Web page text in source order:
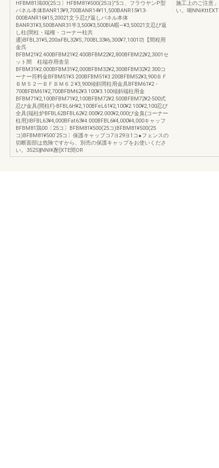
HFBM81鴻00(25コ〕HFBM81¥500(25ヨ)″5コ、フラウヤンP型
パネル本体BANR13¥9,700BANR14¥11,500BANR15¥13‐
000BANR16¥15,20021文ラ忍び返しパネル本体
BANR31¥3,500BANR31半3,500¥3,500BIA暇―¥3,50021文忍び返
し柱(間柱・端権・コーナー柱共
通)BFBL31¥5,200aFBL32¥S,700BL33¥6,300¥7,1001功【間程用
金呉
BFBM21¥2.400BFBM21¥2.400BFBM22¥2,800BFBM22¥2,3001セ
ット間 柱端存用舎呈
BFBM31¥2.000BFBM31¥2,000BFBM32¥2,300BFBM32¥2.300コ
ーナー符料金BFBM51¥3.200BFBM51¥3.200BFBM52¥3,900ＢＦ
ＢＭ５２一ＢＦＢＭ６２¥3,900傾斜間柱用金具BFBM61¥2・
700BFBM61¥2,700BFBM62¥3.100¥3.100傾斜端柱用金
BFBM71¥2,100BFBM71¥2,100BFBM72¥2.500BFBM72¥2‐500式
忍び金具(間柱F)‐BFBL6H¥2,100BFeL61¥2,100¥2.100¥2,100忍び
全具(端柱炉BFBL62BFBL62¥2.000¥2.000¥2,000び金臭(コーナー
柱用)IBFBL63¥4,000BFat63¥4.000BFBL6¥4,000¥4,000キャッフ
BFBM81鶏00〔25コ〕BFBM81¥500(25コ)BFBM81¥500(25
コ)BFBM81¥500`25コ〕保護キャッブコ7ヨ29ヨ1コ●フェンスの
切断面部は危険ですから、別売の保護キャップをお使いくださ
い。352S‖NNIK酎[XTE間OR
施工上のご注意
い。瑚